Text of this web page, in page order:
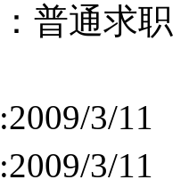
普通求职
3/11
3/11